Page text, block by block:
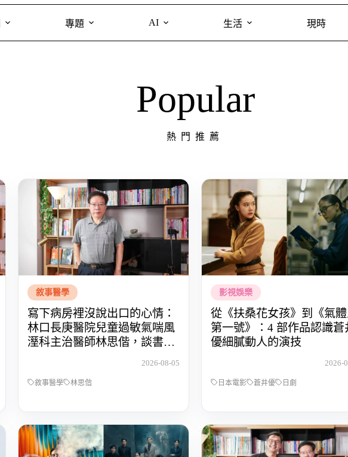
專題 AI 生活 現時
Popular
熱門推薦
敘事醫學
寫下病房裡沒說出口的心情：
林口長庚醫院兒童過敏氣喘風
溼科主治醫師林思偕，談書寫
2026-08-05
敘事醫學 林思偕
影視娛樂
從《扶桑花女孩》到《氣體
第一號》：4 部作品認識蒼
優細膩動人的演技
2026-
日本電影 蒼井優 日劇